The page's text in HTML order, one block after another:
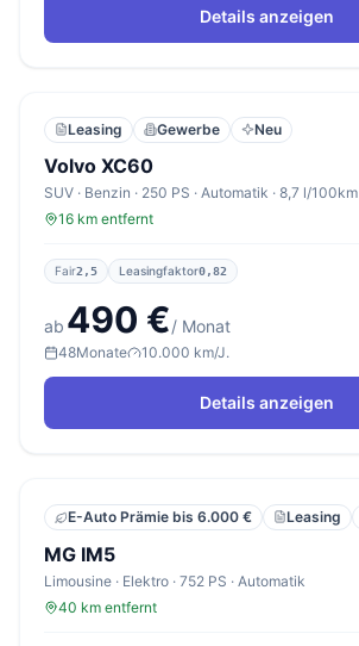
Details anzeigen
Leasing Gewerbe Neu
Volvo XC60
SUV · Benzin · 250 PS · Automatik · 8,7 l/100km
16 km entfernt
Fair2,5 Leasingfaktor0,82
ab 490 €/ Monat
48Monate 10.000 km/J.
Details anzeigen
E-Auto Prämie bis 6.000 € Leasing
MG IM5
Limousine · Elektro · 752 PS · Automatik
40 km entfernt